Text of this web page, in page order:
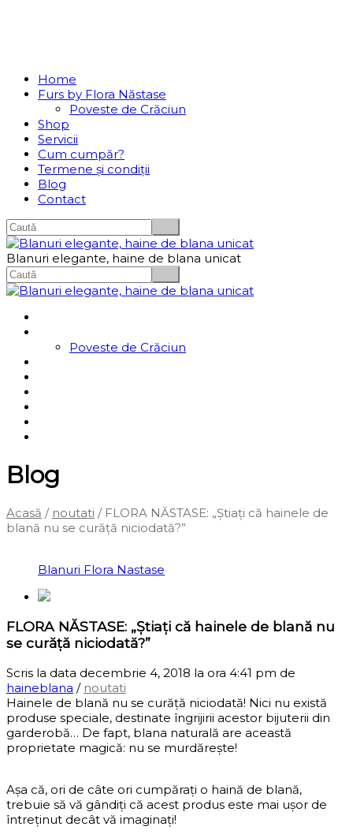
Home
Furs by Flora Năstase
Poveste de Crăciun
Shop
Servicii
Cum cumpăr?
Termene și condiții
Blog
Contact
Blanuri elegante, haine de blana unicat
Poveste de Crăciun
Blog
Acasă / noutati / FLORA NĂSTASE: „Știați că hainele de
blană nu se curăță niciodată?”
Blanuri Flora Nastase
FLORA NĂSTASE: „Știați că hainele de blană nu
se curăță niciodată?”
Scris la data decembrie 4, 2018 la ora 4:41 pm de
haineblana / noutati
Hainele de blană nu se curăță niciodată! Nici nu există
produse speciale, destinate îngrijirii acestor bijuterii din
garderobă… De fapt, blana naturală are această
proprietate magică: nu se murdărește!
Așa că, ori de câte ori cumpărați o haină de blană,
trebuie să vă gândiți că acest produs este mai ușor de
întreținut decât vă imaginați!